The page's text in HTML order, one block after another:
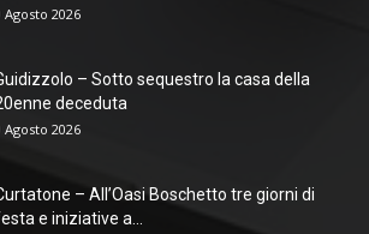
Agosto 2026
– Sotto sequestro la casa della
deceduta
Agosto 2026
– All’Oasi Boschetto tre giorni di
e iniziative a...